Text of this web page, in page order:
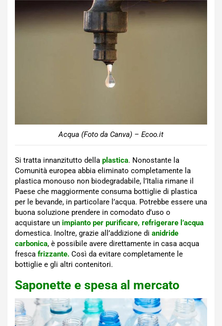
Acqua (Foto da Canva) – Ecoo.it
Si tratta innanzitutto della plastica. Nonostante la
Comunità europea abbia eliminato completamente la
plastica monouso non biodegradabile, l’Italia rimane il
Paese che maggiormente consuma bottiglie di plastica
per le bevande, in particolare l’acqua. Potrebbe essere una
buona soluzione prendere in comodato d’uso o
acquistare un impianto per purificare, refrigerare l’acqua
domestica. Inoltre, grazie all’addizione di anidride
carbonica, è possibile avere direttamente in casa acqua
fresca frizzante. Così da evitare completamente le
bottiglie e gli altri contenitori.
Saponette e spesa al mercato